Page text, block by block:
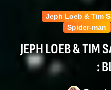
Jeph Loeb & Tim
Spider-man
JEPH LOEB & TIM
: